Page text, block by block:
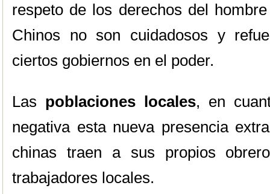
respeto de los derechos del
Chinos no son cuidadosos y
ciertos gobiernos en el poder.
Las poblaciones locales, en
negativa esta nueva presencia
chinas traen a sus propios
trabajadores locales.